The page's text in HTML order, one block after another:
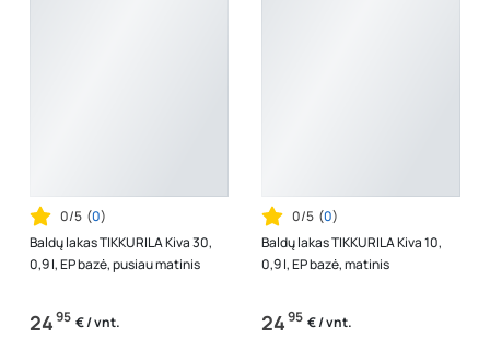
0/5 (0)
Baldų lakas TIKKURILA Kiva 30,
0,9 l, EP bazė, pusiau matinis
2495 € / vnt.
0/5 (0)
Baldų lakas TIKKURILA Kiva 10,
0,9 l, EP bazė, matinis
2495 € / vnt.